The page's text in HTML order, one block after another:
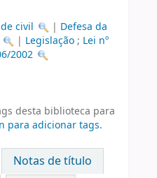
civil | Defesa da
| Legislação; Lei nº
2002
desta biblioteca para
para adicionar tags.
Notas de título